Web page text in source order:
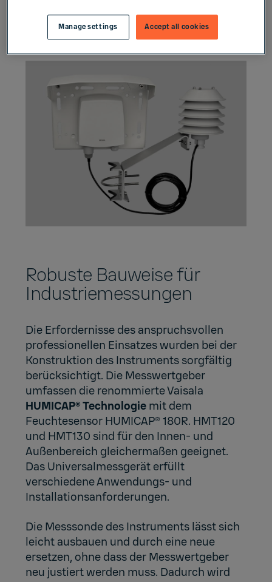
Robuste Bauweise für
Industriemessungen
Die Erfordernisse des anspruchsvollen
professionellen Einsatzes wurden bei der
Konstruktion des Instruments sorgfältig
berücksichtigt. Die Messwertgeber
umfassen die renommierte Vaisala
HUMICAP® Technologie mit dem
Feuchtesensor HUMICAP® 180R. HMT120
und HMT130 sind für den Innen- und
Außenbereich gleichermaßen geeignet.
Das Universalmessgerät erfüllt
verschiedene Anwendungs- und
Installationsanforderungen.
Die Messsonde des Instruments lässt sich
leicht ausbauen und durch eine neue
ersetzen, ohne dass der Messwertgeber
neu justiert werden muss. Dadurch wird
Accept all cookies
Manage settings